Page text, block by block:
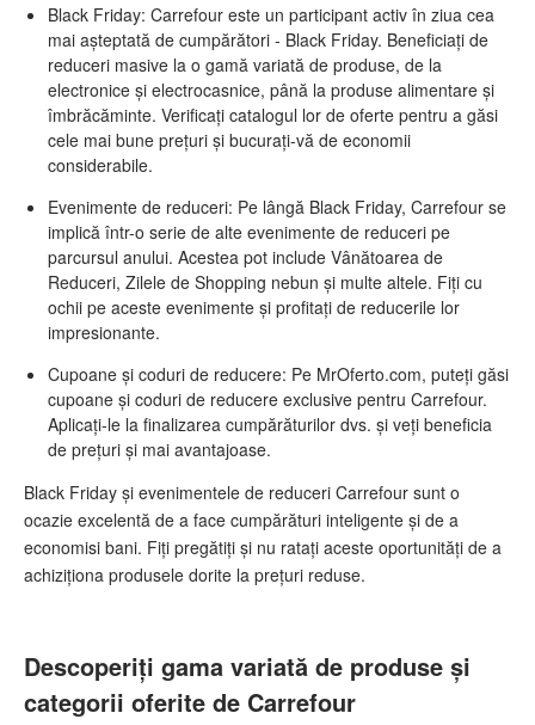
Black Friday: Carrefour este un participant activ în ziua cea
mai așteptată de cumpărători - Black Friday. Beneficiați de
reduceri masive la o gamă variată de produse, de la
electronice și electrocasnice, până la produse alimentare și
îmbrăcăminte. Verificați catalogul lor de oferte pentru a găsi
cele mai bune prețuri și bucurați-vă de economii
considerabile.
Evenimente de reduceri: Pe lângă Black Friday, Carrefour se
implică într-o serie de alte evenimente de reduceri pe
parcursul anului. Acestea pot include Vânătoarea de
Reduceri, Zilele de Shopping nebun și multe altele. Fiți cu
ochii pe aceste evenimente și profitați de reducerile lor
impresionante.
Cupoane și coduri de reducere: Pe MrOferto.com, puteți găsi
cupoane și coduri de reducere exclusive pentru Carrefour.
Aplicați-le la finalizarea cumpărăturilor dvs. și veți beneficia
de prețuri și mai avantajoase.
Black Friday și evenimentele de reduceri Carrefour sunt o
ocazie excelentă de a face cumpărături inteligente și de a
economisi bani. Fiți pregătiți și nu ratați aceste oportunități de a
achiziționa produsele dorite la prețuri reduse.
Descoperiți gama variată de produse și
categorii oferite de Carrefour